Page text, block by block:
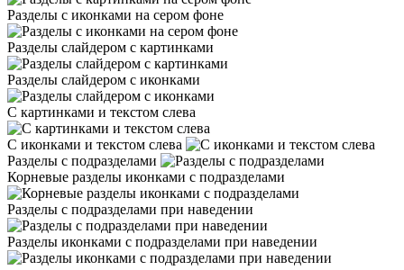
Разделы с иконками на сером фоне
Разделы слайдером с картинками
Разделы слайдером с иконками
С картинками и текстом слева
С иконками и текстом слева
Разделы с подразделами
Корневые разделы иконками с подразделами
Разделы с подразделами при наведении
Разделы иконками с подразделами при наведении